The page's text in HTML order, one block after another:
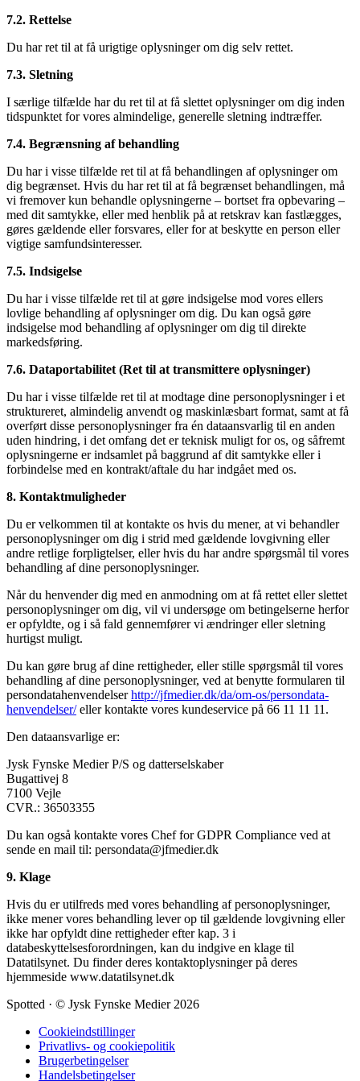
7.2. Rettelse
Du har ret til at få urigtige oplysninger om dig selv rettet.
7.3. Sletning
I særlige tilfælde har du ret til at få slettet oplysninger om dig inden
tidspunktet for vores almindelige, generelle sletning indtræffer.
7.4. Begrænsning af behandling
Du har i visse tilfælde ret til at få behandlingen af oplysninger om
dig begrænset. Hvis du har ret til at få begrænset behandlingen, må
vi fremover kun behandle oplysningerne – bortset fra opbevaring –
med dit samtykke, eller med henblik på at retskrav kan fastlægges,
gøres gældende eller forsvares, eller for at beskytte en person eller
vigtige samfundsinteresser.
7.5. Indsigelse
Du har i visse tilfælde ret til at gøre indsigelse mod vores ellers
lovlige behandling af oplysninger om dig. Du kan også gøre
indsigelse mod behandling af oplysninger om dig til direkte
markedsføring.
7.6. Dataportabilitet (Ret til at transmittere oplysninger)
Du har i visse tilfælde ret til at modtage dine personoplysninger i et
struktureret, almindelig anvendt og maskinlæsbart format, samt at få
overført disse personoplysninger fra én dataansvarlig til en anden
uden hindring, i det omfang det er teknisk muligt for os, og såfremt
oplysningerne er indsamlet på baggrund af dit samtykke eller i
forbindelse med en kontrakt/aftale du har indgået med os.
8. Kontaktmuligheder
Du er velkommen til at kontakte os hvis du mener, at vi behandler
personoplysninger om dig i strid med gældende lovgivning eller
andre retlige forpligtelser, eller hvis du har andre spørgsmål til vores
behandling af dine personoplysninger.
Når du henvender dig med en anmodning om at få rettet eller slettet
personoplysninger om dig, vil vi undersøge om betingelserne herfor
er opfyldte, og i så fald gennemfører vi ændringer eller sletning
hurtigst muligt.
Du kan gøre brug af dine rettigheder, eller stille spørgsmål til vores
behandling af dine personoplysninger, ved at benytte formularen til
persondatahenvendelserhttp://jfmedier.dk/da/om-os/persondata-
henvendelser/eller kontakte vores kundeservice på 66 11 11 11.
Den dataansvarlige er:
Jysk Fynske Medier P/S og datterselskaber
Bugattivej 8
7100 Vejle
CVR.: 36503355
Du kan også kontakte vores Chef for GDPR Compliance ved at
sende en mail til: persondata@jfmedier.dk
9. Klage
Hvis du er utilfreds med vores behandling af personoplysninger,
ikke mener vores behandling lever op til gældende lovgivning eller
ikke har opfyldt dine rettigheder efter kap. 3 i
databeskyttelsesforordningen, kan du indgive en klage til
Datatilsynet. Du finder deres kontaktoplysninger på deres
hjemmeside www.datatilsynet.dk
Spotted · © Jysk Fynske Medier 2026
Cookieindstillinger
Privatlivs- og cookiepolitik
Brugerbetingelser
Handelsbetingelser